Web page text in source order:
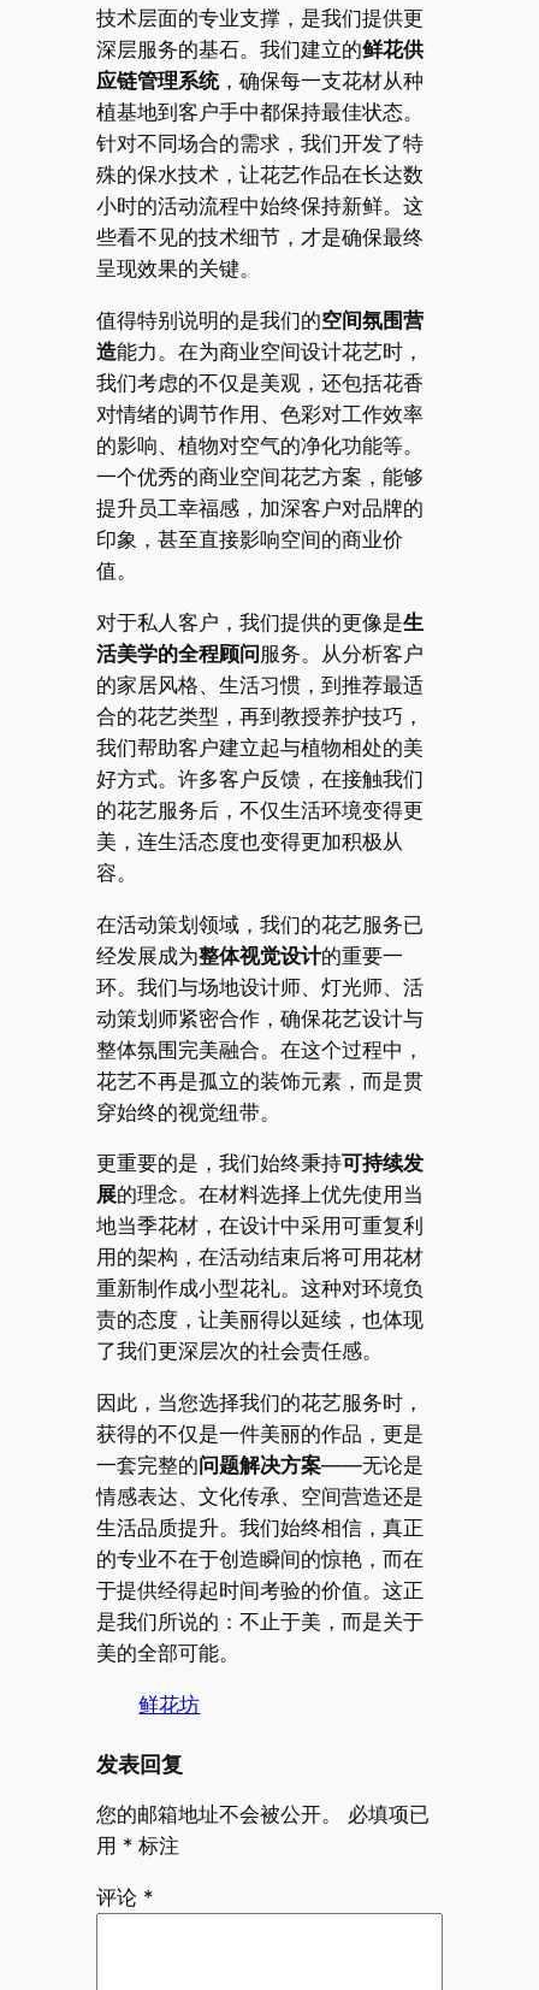
技术层面的专业支撑，是我们提供更
深层服务的基石。我们建立的鲜花供
应链管理系统，确保每一支花材从种
植基地到客户手中都保持最佳状态。
针对不同场合的需求，我们开发了特
殊的保水技术，让花艺作品在长达数
小时的活动流程中始终保持新鲜。这
些看不见的技术细节，才是确保最终
呈现效果的关键。
值得特别说明的是我们的空间氛围营
造能力。在为商业空间设计花艺时，
我们考虑的不仅是美观，还包括花香
对情绪的调节作用、色彩对工作效率
的影响、植物对空气的净化功能等。
一个优秀的商业空间花艺方案，能够
提升员工幸福感，加深客户对品牌的
印象，甚至直接影响空间的商业价
值。
对于私人客户，我们提供的更像是生
活美学的全程顾问服务。从分析客户
的家居风格、生活习惯，到推荐最适
合的花艺类型，再到教授养护技巧，
我们帮助客户建立起与植物相处的美
好方式。许多客户反馈，在接触我们
的花艺服务后，不仅生活环境变得更
美，连生活态度也变得更加积极从
容。
在活动策划领域，我们的花艺服务已
经发展成为整体视觉设计的重要一
环。我们与场地设计师、灯光师、活
动策划师紧密合作，确保花艺设计与
整体氛围完美融合。在这个过程中，
花艺不再是孤立的装饰元素，而是贯
穿始终的视觉纽带。
更重要的是，我们始终秉持可持续发
展的理念。在材料选择上优先使用当
地当季花材，在设计中采用可重复利
用的架构，在活动结束后将可用花材
重新制作成小型花礼。这种对环境负
责的态度，让美丽得以延续，也体现
了我们更深层次的社会责任感。
因此，当您选择我们的花艺服务时，
获得的不仅是一件美丽的作品，更是
一套完整的问题解决方案——无论是
情感表达、文化传承、空间营造还是
生活品质提升。我们始终相信，真正
的专业不在于创造瞬间的惊艳，而在
于提供经得起时间考验的价值。这正
是我们所说的：不止于美，而是关于
美的全部可能。
鲜花坊
发表回复
您的邮箱地址不会被公开。
必填项已
用 *标注
评论 *